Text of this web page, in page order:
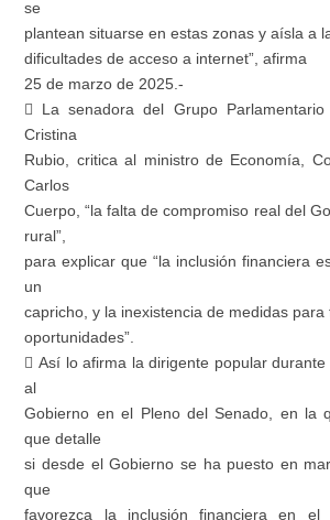
se
plantean situarse en estas zonas y aísla a
dificultades de acceso a internet”, afirma
25 de marzo de 2025.-
 La senadora del Grupo
Cristina
Rubio, critica al ministro de Economía,
Carlos
Cuerpo, “la falta de compromiso real del
rural”,
para explicar que “la inclusión financiera
un
capricho, y la inexistencia de medidas
oportunidades”.
 Así lo afirma la dirigente popular
al
Gobierno en el Pleno del Senado, en la
que detalle
si desde el Gobierno se ha puesto en
que
favorezca la inclusión financiera en